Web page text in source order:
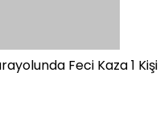
Feci Kaza 1 Kişi